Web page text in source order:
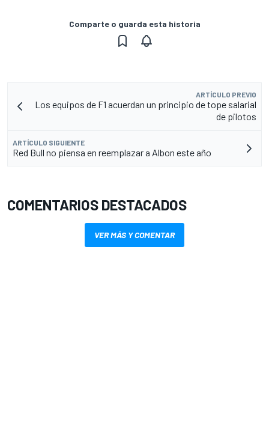
Comparte o guarda esta historia
ARTÍCULO PREVIO
Los equipos de F1 acuerdan un principio de tope salarial
de pilotos
ARTÍCULO SIGUIENTE
Red Bull no piensa en reemplazar a Albon este año
COMENTARIOS DESTACADOS
VER MÁS Y COMENTAR